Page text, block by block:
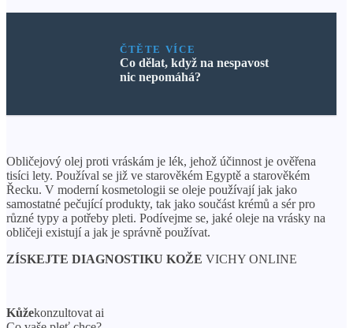
ČTĚTE VÍCE
Co dělat, když na nespavost
nic nepomáhá?
Obličejový olej proti vráskám je lék, jehož účinnost je ověřena
tisíci lety. Používal se již ve starověkém Egyptě a starověkém
Řecku. V moderní kosmetologii se oleje používají jak jako
samostatné pečující produkty, tak jako součást krémů a sér pro
různé typy a potřeby pleti. Podívejme se, jaké oleje na vrásky na
obličeji existují a jak je správně používat.
ZÍSKEJTE DIAGNOSTIKU KOŽE VICHY ONLINE
Kůžekonzultovat ai